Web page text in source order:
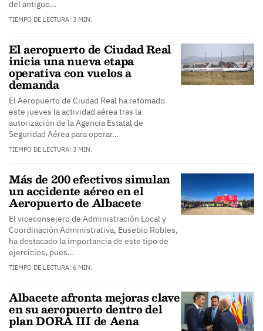
del antiguo…
TIEMPO DE LECTURA: 3 MIN.
El aeropuerto de Ciudad Real
inicia una nueva etapa
operativa con vuelos a
demanda
El Aeropuerto de Ciudad Real ha retomado
este jueves la actividad aérea tras la
autorización de la Agencia Estatal de
Seguridad Aérea para operar…
TIEMPO DE LECTURA: 3 MIN.
Más de 200 efectivos simulan
un accidente aéreo en el
Aeropuerto de Albacete
El viceconsejero de Administración Local y
Coordinación Administrativa, Eusebio Robles,
ha destacado la importancia de este tipo de
ejercicios, pues…
TIEMPO DE LECTURA: 6 MIN.
Albacete afronta mejoras clave
en su aeropuerto dentro del
plan DORA III de Aena